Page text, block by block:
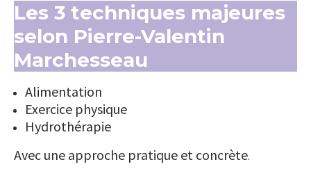
Les 3 techniques majeures
selon Pierre-Valentin
Marchesseau
Alimentation
Exercice physique
Hydrothérapie
Avec une approche pratique et concrète.